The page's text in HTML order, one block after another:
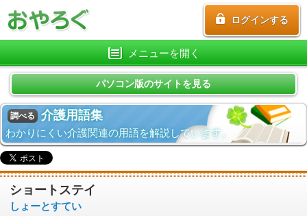
ログインする
メニューを開く
パソコン版のサイトを見る
調べる 介護用語集
わかりにくい介護関連の用語を解説しています。
ショートステイ
しょーとすてい